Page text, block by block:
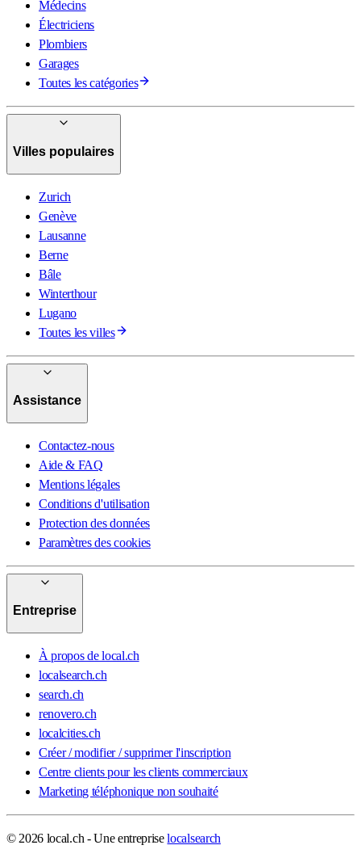
Médecins
Électriciens
Plombiers
Garages
Toutes les catégories
Villes populaires
Zurich
Genève
Lausanne
Berne
Bâle
Winterthour
Lugano
Toutes les villes
Assistance
Contactez-nous
Aide & FAQ
Mentions légales
Conditions d'utilisation
Protection des données
Paramètres des cookies
Entreprise
À propos de local.ch
localsearch.ch
search.ch
renovero.ch
localcities.ch
Créer / modifier / supprimer l'inscription
Centre clients pour les clients commerciaux
Marketing téléphonique non souhaité
© 2026 local.ch - Une entrepriselocalsearch